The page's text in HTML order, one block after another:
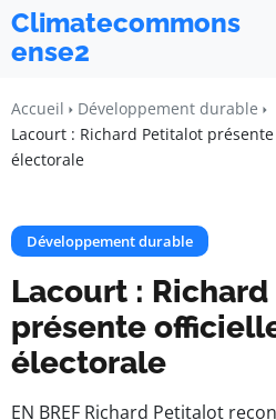
Climatecommons
ense2
Accueil
Développement durable
Lacourt : Richard Petitalot
électorale
Développement durable
Lacourt :
présente
électorale
EN BREF Richard Petitalot